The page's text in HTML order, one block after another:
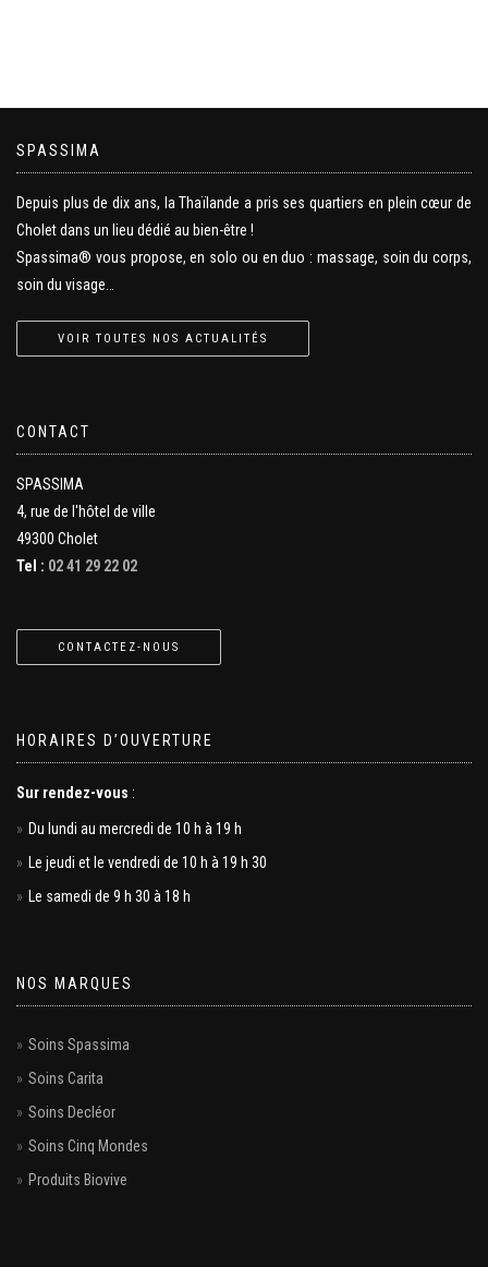
SPASSIMA
Depuis plus de dix ans, la Thaïlande a pris ses quartiers en plein cœur de
Cholet dans un lieu dédié au bien-être !
Spassima® vous propose, en solo ou en duo : massage, soin du corps,
soin du visage…
VOIR TOUTES NOS ACTUALITÉS
CONTACT
SPASSIMA
4, rue de l'hôtel de ville
49300 Cholet
Tel : 02 41 29 22 02
CONTACTEZ-NOUS
HORAIRES D’OUVERTURE
Sur rendez-vous :
Du lundi au mercredi de 10 h à 19 h
Le jeudi et le vendredi de 10 h à 19 h 30
Le samedi de 9 h 30 à 18 h
NOS MARQUES
Soins Spassima
Soins Carita
Soins Decléor
Soins Cinq Mondes
Produits Biovive